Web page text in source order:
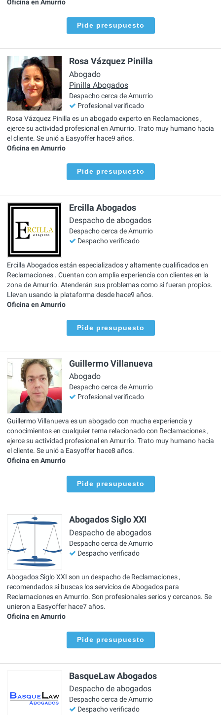
Oficina en Amurrio
Pide presupuesto
Rosa Vázquez Pinilla
Abogado
Pinilla Abogados
Despacho cerca de Amurrio
Profesional verificado
Rosa Vázquez Pinilla es un abogado experto en Reclamaciones ,
ejerce su actividad profesional en Amurrio. Trato muy humano hacia
el cliente. Se unió a Easyoffer hace9 años.
Oficina en Amurrio
Pide presupuesto
Ercilla Abogados
Despacho de abogados
Despacho cerca de Amurrio
Despacho verificado
Ercilla Abogados están especializados y altamente cualificados en
Reclamaciones . Cuentan con amplia experiencia con clientes en la
zona de Amurrio. Atenderán sus problemas como si fueran propios.
Llevan usando la plataforma desde hace9 años.
Oficina en Amurrio
Pide presupuesto
Guillermo Villanueva
Abogado
Despacho cerca de Amurrio
Profesional verificado
Guillermo Villanueva es un abogado con mucha experiencia y
conocimientos en cualquier tema relacionado con Reclamaciones ,
ejerce su actividad profesional en Amurrio. Trato muy humano hacia
el cliente. Se unió a Easyoffer hace8 años.
Oficina en Amurrio
Pide presupuesto
Abogados Siglo XXI
Despacho de abogados
Despacho cerca de Amurrio
Despacho verificado
Abogados Siglo XXI son un despacho de Reclamaciones ,
recomendados si buscas los servicios de Abogados para
Reclamaciones en Amurrio. Son profesionales serios y cercanos. Se
unieron a Easyoffer hace7 años.
Oficina en Amurrio
Pide presupuesto
BasqueLaw Abogados
Despacho de abogados
Despacho cerca de Amurrio
Despacho verificado